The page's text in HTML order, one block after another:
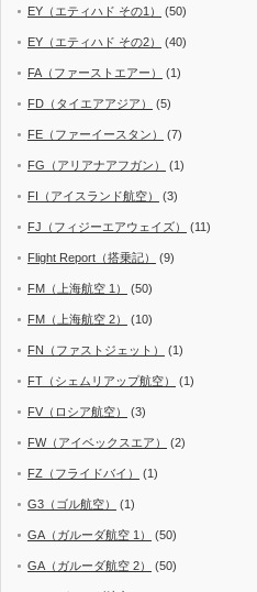
EY（エティハド その1） (50)
EY（エティハド その2） (40)
FA（ファーストエアー） (1)
FD（タイエアアジア） (5)
FE（ファーイースタン） (7)
FG（アリアナアフガン） (1)
FI（アイスランド航空） (3)
FJ（フィジーエアウェイズ） (11)
Flight Report（搭乗記） (9)
FM（上海航空 1） (50)
FM（上海航空 2） (10)
FN（ファストジェット） (1)
FT（シェムリアップ航空） (1)
FV（ロシア航空） (3)
FW（アイベックスエア） (2)
FZ（フライドバイ） (1)
G3（ゴル航空） (1)
GA（ガルーダ航空 1） (50)
GA（ガルーダ航空 2） (50)